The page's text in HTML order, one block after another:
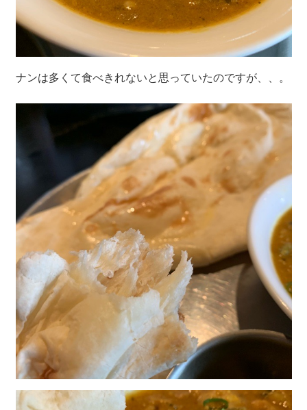
ナンは多くて食べきれないと思っていたのですが、、。